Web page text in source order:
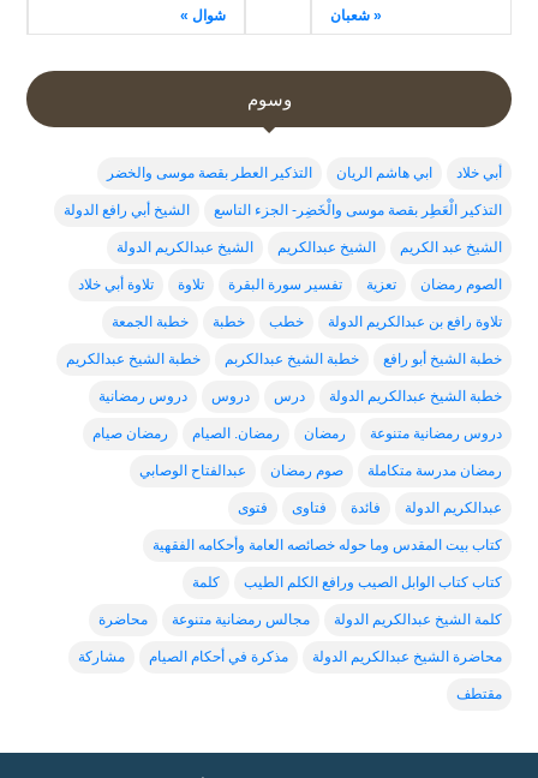
« شعبان شوال »
وسوم
أبي خلاد ابي هاشم الريان التذكير العطر بقصة موسى والخضر
التذكير الْعَطِر بقصة موسى والْخَضِر- الجزء التاسع الشيخ أبي رافع الدولة
الشيخ عبد الكريم الشيخ عبدالكريم الشيخ عبدالكريم الدولة
الصوم رمضان تعزية تفسير سورة البقرة تلاوة تلاوة أبي خلاد
تلاوة رافع بن عبدالكريم الدولة خطب خطبة خطبة الجمعة
خطبة الشيخ أبو رافع خطبة الشيخ عبدالكربم خطبة الشيخ عبدالكريم
خطبة الشيخ عبدالكريم الدولة درس دروس دروس رمضانية
دروس رمضانية متنوعة رمضان رمضان. الصيام رمضان صيام
رمضان مدرسة متكاملة صوم رمضان عبدالفتاح الوصابي
عبدالكريم الدولة فائدة فتاوى فتوى
كتاب بيت المقدس وما حوله خصائصه العامة وأحكامه الفقهية
كتاب كتاب الوابل الصيب ورافع الكلم الطيب كلمة
كلمة الشيخ عبدالكريم الدولة مجالس رمضانية متنوعة محاضرة
محاضرة الشيخ عبدالكريم الدولة مذكرة في أحكام الصيام مشاركة
مقتطف